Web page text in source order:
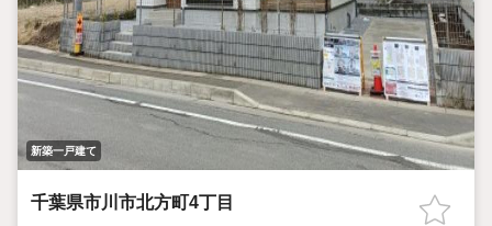
新築一戸建て
千葉県市川市北方町4丁目